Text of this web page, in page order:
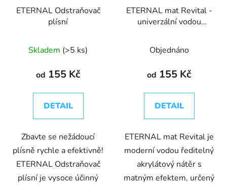
ETERNAL Odstraňovač
plísní
Skladem (>5 ks)
od 155 Kč
DETAIL
Zbavte se nežádoucí
plísně rychle a efektivně!
ETERNAL Odstraňovač
plísní je vysoce účinný
ETERNAL mat Revital -
univerzální vodou
barva
Objednáno
od 155 Kč
DETAIL
ETERNAL mat Revital je
moderní vodou ředitelný
akrylátový nátěr s
matným efektem, určený